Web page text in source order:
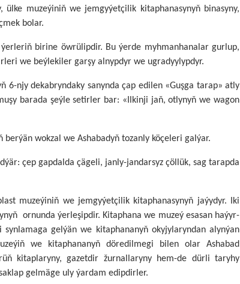
muzeýiniň we jemgyýetçilik kitaphanasynyň binasyny,
bolar.
birine öwrülipdir. Bu ýerde myhmanhanalar gurlup,
we beýlekiler garşy alnypdyr we ugradyylypdyr.
6-njy dekabryndaky sanynda çap edilen «Guşga tarap» atly
barada şeýle setirler bar: «Ilkinji jaň, otlynyň we wagon
wokzal we Ashabadyň tozanly köçeleri galýar.
çep gapdalda çägeli, janly-jandarsyz çöllük, sag tarapda
muzeýiniň we jemgyýetçilik kitaphanasynyň jaýydyr. Iki
ornunda ýerleşipdir. Kitaphana we muzeý esasan haýyr-
gelýän we kitaphananyň okyjylaryndan alynýan
we kitaphananyň döredilmegi bilen olar Ashabad
kitaplaryny, gazetdir žurnallaryny hem-de dürli taryhy
gelmäge uly ýardam edipdirler.